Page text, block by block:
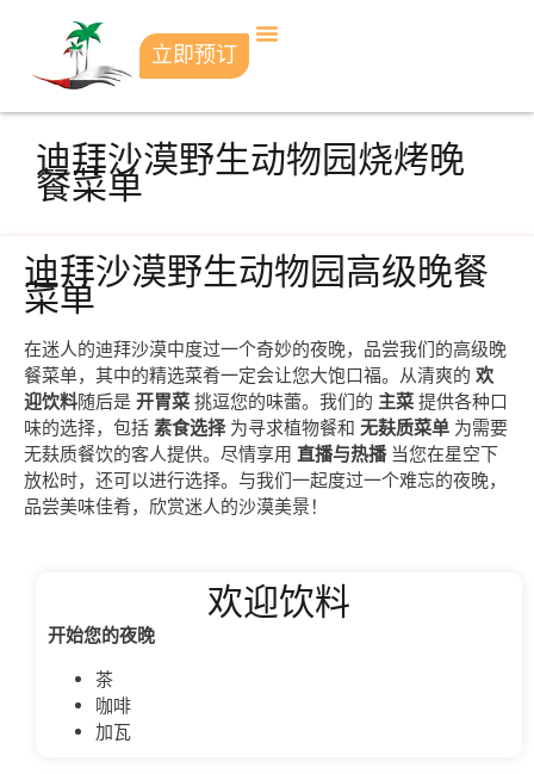
立即预订
迪拜沙漠野生动物园烧烤晚
餐菜单
迪拜沙漠野生动物园高级晚餐
菜单
在迷人的迪拜沙漠中度过一个奇妙的夜晚，品尝我们的高级晚
餐菜单，其中的精选菜肴一定会让您大饱口福。从清爽的 欢
迎饮料随后是 开胃菜 挑逗您的味蕾。我们的 主菜 提供各种口
味的选择，包括 素食选择为寻求植物餐和 无麸质菜单 为需要
无麸质餐饮的客人提供。尽情享用 直播与热播当您在星空下
放松时，还可以进行选择。与我们一起度过一个难忘的夜晚，
品尝美味佳肴，欣赏迷人的沙漠美景！
欢迎饮料
开始您的夜晚
茶
咖啡
加瓦